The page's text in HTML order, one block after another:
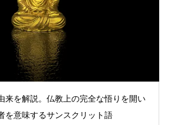
来を解説。仏教上の完全な悟りを開い
を意味するサンスクリット語